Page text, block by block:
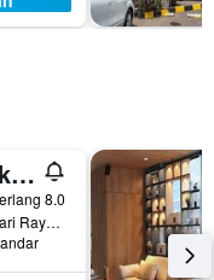
Novotel Jakarta Mangga Dua Square
8.0
Jalan Gunung Sahari Raya No 1, Jakarta, Indonesia